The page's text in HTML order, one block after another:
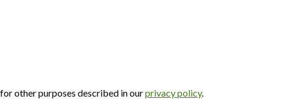
other purposes described in ourprivacy policy.